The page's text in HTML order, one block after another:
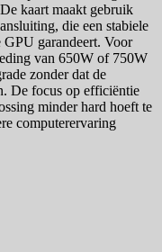
kaart maakt gebruik
die een stabiele
GPU garandeert. Voor
van 650W of 750W
zonder dat de
De focus op efficiëntie
minder hard hoeft te
computerervaring